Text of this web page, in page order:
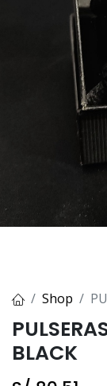
Shop
BLACK